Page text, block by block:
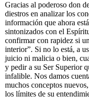
Gracias al poderoso don
diestros en analizar los
información que ahora
sintonizados con el
confirmar con rapidez si
interior”. Si no lo está, a
juicio ni malicia o bien,
y pedir a su Ser Superior
infalible. Nos damos
muchos conceptos
los límites de su